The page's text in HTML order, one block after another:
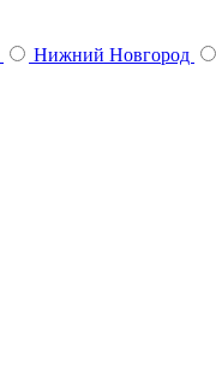
Нижний Новгород